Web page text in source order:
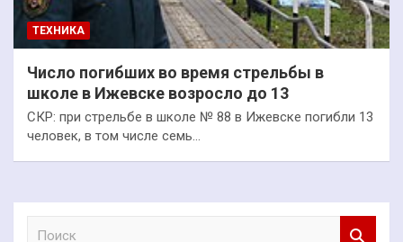
ТЕХНИКА
Число погибших во время стрельбы в
школе в Ижевске возросло до 13
СКР: при стрельбе в школе № 88 в Ижевске погибли 13
человек, в том числе семь…